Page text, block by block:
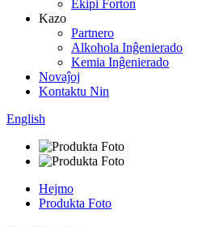
Ekipi Forton
Kazo
Partnero
Alkohola Inĝenierado
Kemia Inĝenierado
Novaĵoj
Kontaktu Nin
English
Hejmo
Produkta Foto